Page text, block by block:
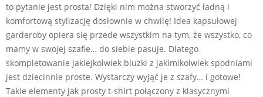
to pytanie jest prosta! Dzięki nim można stworzyć ładną i
komfortową stylizację dosłownie w chwilę! Idea kapsułowej
garderoby opiera się przede wszystkim na tym, że wszystko, co
mamy w swojej szafie… do siebie pasuje. Dlatego
skompletowanie jakiejkolwiek bluzki z jakimikolwiek spodniami
jest dziecinnie proste. Wystarczy wyjąć je z szafy… i gotowe!
Takie elementy jak prosty t-shirt połączony z klasycznymi